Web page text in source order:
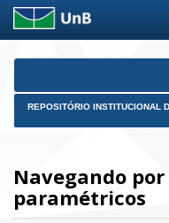
Skip
REPOSITÓRIO INSTITUCIONAL
Navegando
paramétricos